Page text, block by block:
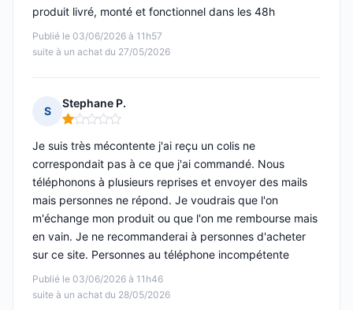
Publié le 03/06/2026 à 11h57
suite à un achat du 27/05/2026
produit livré, monté et fonctionnel dans les 48h
S
Stephane P.
Note : 1 sur 5
Publié le 03/06/2026 à 11h46
suite à un achat du 28/05/2026
Je suis très mécontente j'ai reçu un colis ne
correspondait pas à ce que j'ai commandé. Nous
téléphonons à plusieurs reprises et envoyer des mails
mais personnes ne répond. Je voudrais que l'on
m'échange mon produit ou que l'on me rembourse mais
en vain. Je ne recommanderai à personnes d'acheter
sur ce site. Personnes au téléphone incompétente